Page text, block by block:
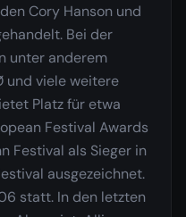
Cory Hanson und
Bei der
unter anderem
und viele weitere
Platz für etwa
Festival Awards
Festival als Sieger in
ausgezeichnet.
statt. In den letzten